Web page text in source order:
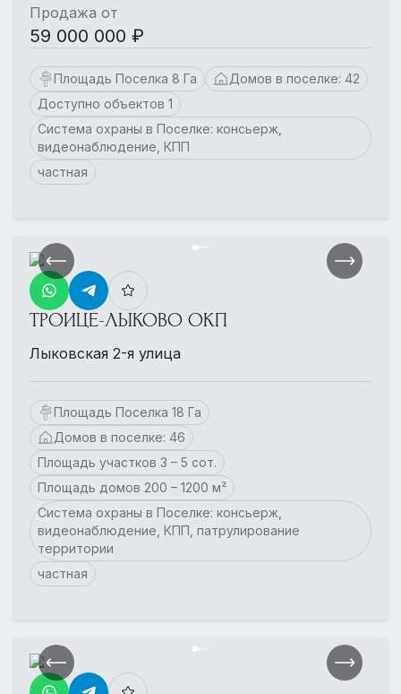
Продажа от
59 000 000 ₽
Площадь Поселка 8 Га
Домов в поселке: 42
Доступно объектов 1
Система охраны в Поселке: консьерж,
видеонаблюдение, КПП
частная
ТРОИЦЕ-ЛЫКОВО ОКП
Лыковская 2-я улица
Площадь Поселка 18 Га
Домов в поселке: 46
Площадь участков 3 – 5 сот.
Площадь домов 200 – 1200 м²
Система охраны в Поселке: консьерж,
видеонаблюдение, КПП, патрулирование
территории
частная